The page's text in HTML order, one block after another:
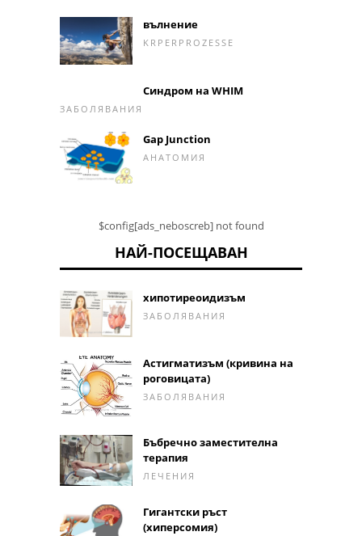
вълнение
KRPERPROZESSE
Синдром на WHIM
ЗАБОЛЯВАНИЯ
Gap Junction
АНАТОМИЯ
$config[ads_neboscreb] not found
НАЙ-ПОСЕЩАВАН
хипотиреоидизъм
ЗАБОЛЯВАНИЯ
Астигматизъм (кривина на
роговицата)
ЗАБОЛЯВАНИЯ
Бъбречно заместителна
терапия
ЛЕЧЕНИЯ
Гигантски ръст
(хиперсомия)